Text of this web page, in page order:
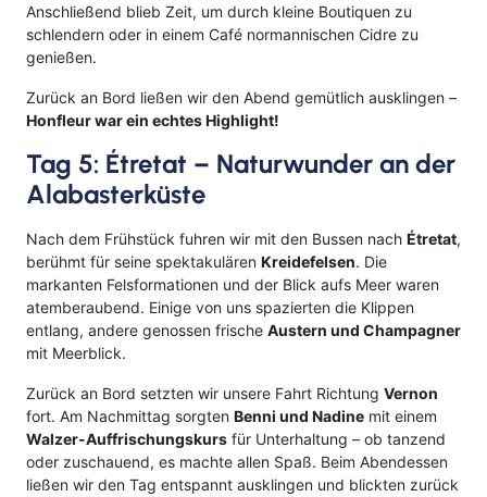
Anschließend blieb Zeit, um durch kleine Boutiquen zu
schlendern oder in einem Café normannischen Cidre zu
genießen.
Zurück an Bord ließen wir den Abend gemütlich ausklingen –
Honfleur war ein echtes Highlight!
Tag 5: Étretat – Naturwunder an der
Alabasterküste
Nach dem Frühstück fuhren wir mit den Bussen nach Étretat,
berühmt für seine spektakulären Kreidefelsen. Die
markanten Felsformationen und der Blick aufs Meer waren
atemberaubend. Einige von uns spazierten die Klippen
entlang, andere genossen frische Austern und Champagner
mit Meerblick.
Zurück an Bord setzten wir unsere Fahrt Richtung Vernon
fort. Am Nachmittag sorgten Benni und Nadine mit einem
Walzer-Auffrischungskurs für Unterhaltung – ob tanzend
oder zuschauend, es machte allen Spaß. Beim Abendessen
ließen wir den Tag entspannt ausklingen und blickten zurück